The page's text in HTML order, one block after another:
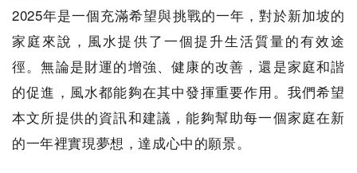
2025年是一個充滿希望與挑戰的一年，對於新加坡的
家庭來說，風水提供了一個提升生活質量的有效途
徑。無論是財運的增強、健康的改善，還是家庭和諧
的促進，風水都能夠在其中發揮重要作用。我們希望
本文所提供的資訊和建議，能夠幫助每一個家庭在新
的一年裡實現夢想，達成心中的願景。